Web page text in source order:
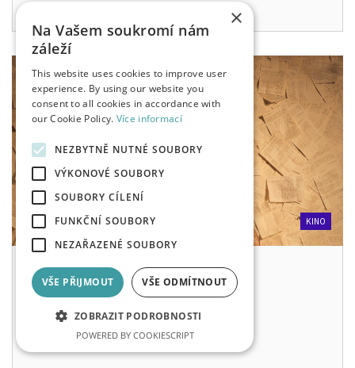
KINO
NEBEZPEČNÉ ZNÁMOSTI | NT LIVE
BIO CENTRAL
350 KČ
po, 10. 8. 2026 20:00
×
Na Vašem soukromí nám
záleží
This website uses cookies to improve user
experience. By using our website you
consent to all cookies in accordance with
our Cookie Policy. Více informací
NEZBYTNĚ NUTNÉ SOUBORY
VÝKONOVÉ SOUBORY
SOUBORY CÍLENÍ
FUNKČNÍ SOUBORY
NEZAŘAZENÉ SOUBORY
VŠE PŘIJMOUT VŠE ODMÍTNOUT
ZOBRAZIT PODROBNOSTI
POWERED BY COOKIESCRIPT